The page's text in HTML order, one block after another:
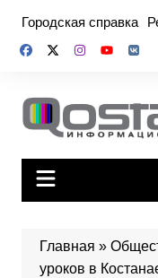
содержимому
Городская справка
Главная »
уроков в